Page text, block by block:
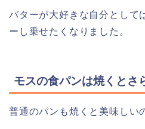
バターが大好きな自分として
ーし乗せたくなりました。
モスの食パンは焼くとさ
普通のパンも焼くと美味しい